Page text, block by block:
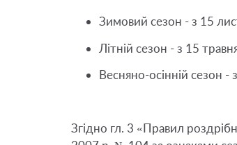
Зимовий сезон - з 15
Літній сезон - з 15
Весняно-осінній сезон
Згідно гл. 3 «Правил